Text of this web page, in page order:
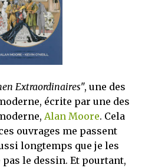
cela...
Extraordinaires", une des
écrite par une des
Alan Moore. Cela
ouvrages me passent
longtemps que je les
pas le dessin. Et pourtant,